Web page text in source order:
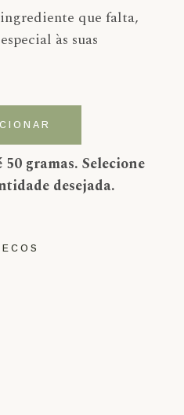
que falta,
às suas
2ª escolha nacional
gramas. Selecione
desejada.